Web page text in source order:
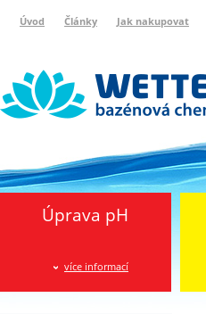
Úvod Články Jak nakupovat
Úprava pH
více informací